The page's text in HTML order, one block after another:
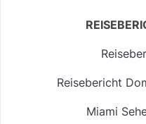
Reisebericht
Miami